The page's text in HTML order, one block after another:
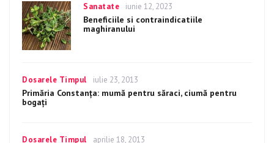
Categories
Sanatate
Posted
on
iunie 12, 2023
Beneficiile si contraindicatiile
maghiranului
Categories
Dosarele Timpul
Posted
on
iulie 23, 2013
Primăria Constanța: mumă pentru săraci, ciumă pentru
bogați
Categories
Dosarele Timpul
Posted
aprilie 18, 2013